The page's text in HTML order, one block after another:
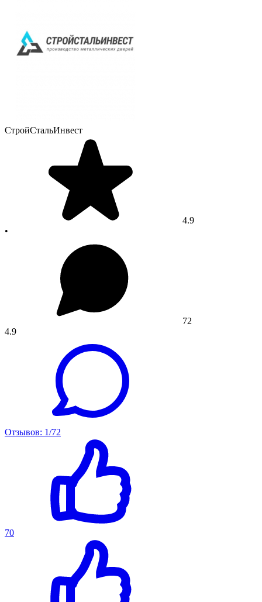
СтройСтальИнвест
4.9
•
72
4.9
Отзывов: 1/72
70